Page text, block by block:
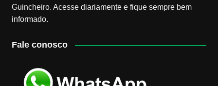
Guincheiro. Acesse diariamente e fique sempre bem
informado.
Fale conosco